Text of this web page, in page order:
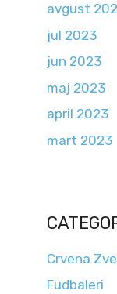
avgust
jul 2023
jun 2023
maj 2023
april 2023
mart 2023
Crvena
Fudbaleri